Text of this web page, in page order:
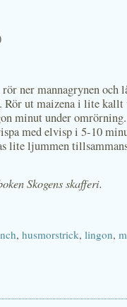
ner mannagrynen och
ut maizena i lite kallt
minut under
med elvisp i 5-10
lite ljummen
Skogens skafferi.
, husmorstrick, lingon,